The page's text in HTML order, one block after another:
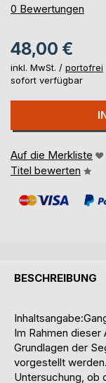
0%
0 Bewertungen
48,00 €
inkl. MwSt. / portofrei
sofort verfügbar
Auf die Merkliste
Titel bewerten
BESCHREIBUNG
Im Rahmen
Grundlagen der
vorgestellt
Untersuchung, ob